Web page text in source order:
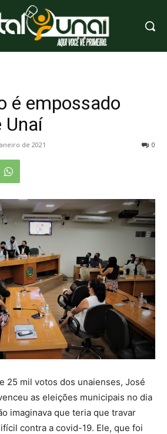
é empossado
Unaí
de 2021 0
25 mil votos dos unaienses, José
as eleições municipais no dia
imaginava que teria que travar
contra a covid-19. Ele, que foi